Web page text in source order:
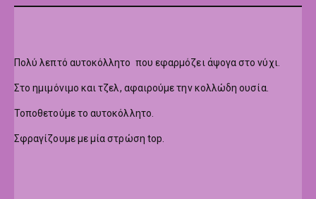
Πολύ λεπτό αυτοκόλλητο που εφαρμόζει άψογα στο νύχι.
Στο ημιμόνιμο και τζελ, αφαιρούμε την κολλώδη ουσία.
Τοποθετούμε το αυτοκόλλητο.
Σφραγίζουμε με μία στρώση top.